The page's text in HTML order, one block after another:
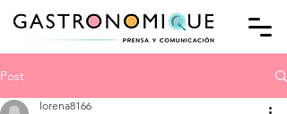
Post
lorena8166